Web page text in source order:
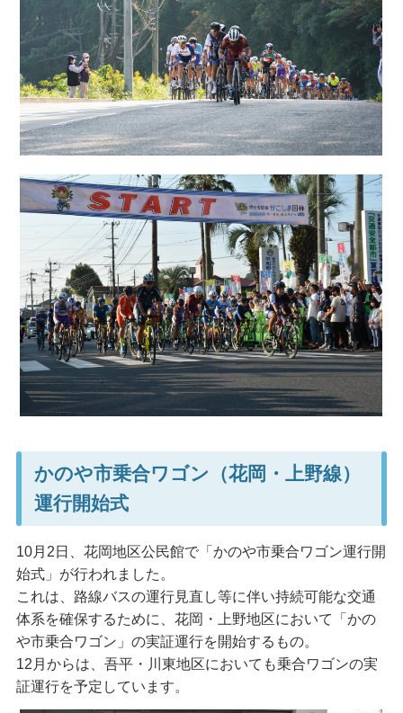
かのや市乗合ワゴン（花岡・上野線）
運行開始式
10月2日、花岡地区公民館で「かのや市乗合ワゴン運行開
始式」が行われました。
これは、路線バスの運行見直し等に伴い持続可能な交通
体系を確保するために、花岡・上野地区において「かの
や市乗合ワゴン」の実証運行を開始するもの。
12月からは、吾平・川東地区においても乗合ワゴンの実
証運行を予定しています。